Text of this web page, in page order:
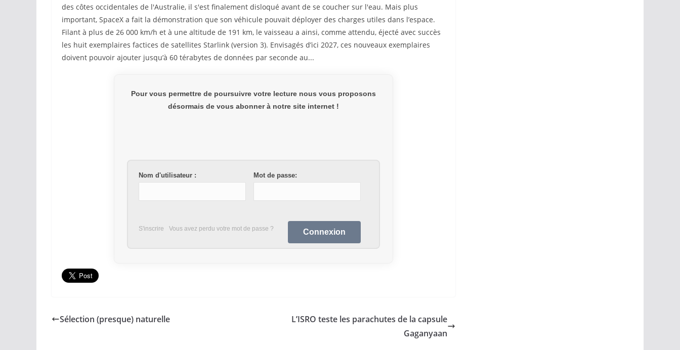
des côtes occidentales de l'Australie, il s'est finalement disloqué avant de se coucher sur l'eau. Mais plus
important, SpaceX a fait la démonstration que son véhicule pouvait déployer des charges utiles dans l’espace.
Filant à plus de 26 000 km/h et à une altitude de 191 km, le vaisseau a ainsi, comme attendu, éjecté avec succès
les huit exemplaires factices de satellites Starlink (version 3). Envisagés d’ici 2027, ces nouveaux exemplaires
doivent pouvoir ajouter jusqu’à 60 térabytes de données par seconde au...
Pour vous permettre de poursuivre votre lecture nous vous proposons
désormais de vous abonner à notre site internet !
Nom d'utilisateur : Mot de passe:
S'inscrire Vous avez perdu votre mot de passe ?
Sélection (presque) naturelle
L’ISRO teste les parachutes de la capsule
Gaganyaan